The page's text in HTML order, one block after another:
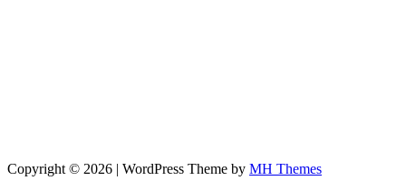
Copyright © 2026 | WordPress Theme by MH Themes